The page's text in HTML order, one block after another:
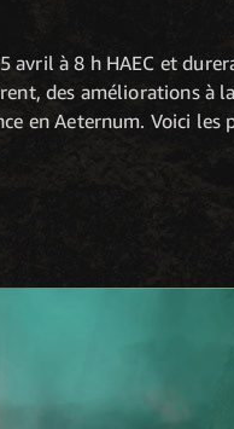
à 8 h HAEC et
des améliorations à
en Aeternum. Voici les